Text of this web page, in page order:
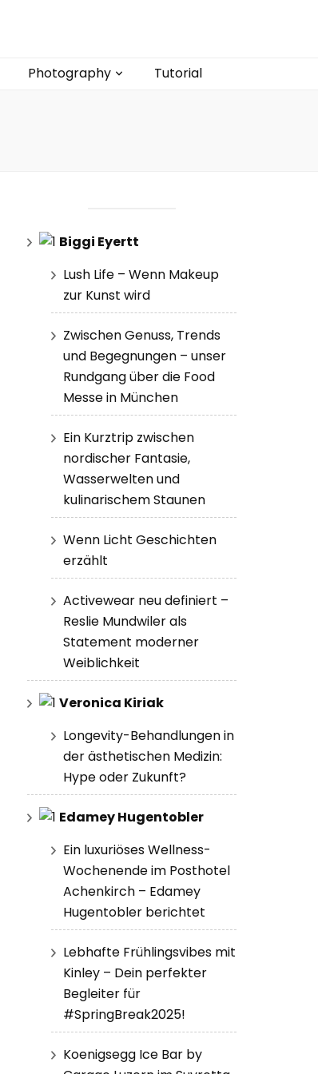
Photography Tutorial
Biggi Eyertt
Lush Life – Wenn Makeup
zur Kunst wird
Zwischen Genuss, Trends
und Begegnungen – unser
Rundgang über die Food
Messe in München
Ein Kurztrip zwischen
nordischer Fantasie,
Wasserwelten und
kulinarischem Staunen
Wenn Licht Geschichten
erzählt
Activewear neu definiert –
Reslie Mundwiler als
Statement moderner
Weiblichkeit
Veronica Kiriak
Longevity-Behandlungen in
der ästhetischen Medizin:
Hype oder Zukunft?
Edamey Hugentobler
Ein luxuriöses Wellness-
Wochenende im Posthotel
Achenkirch – Edamey
Hugentobler berichtet
Lebhafte Frühlingsvibes mit
Kinley – Dein perfekter
Begleiter für
#SpringBreak2025!
Koenigsegg Ice Bar by